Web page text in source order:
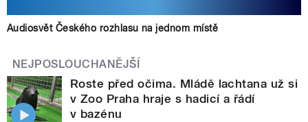
Audiosvět Českého rozhlasu na jednom místě
NEJPOSLOUCHANĚJŠÍ
Roste před očima. Mládě lachtana už si
v Zoo Praha hraje s hadicí a řádí
v bazénu